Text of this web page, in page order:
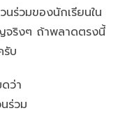
ร่วมของนักเรียนใน
จริงๆ ถ้าพลาดตรงนี้
รับ
ว่า
ร่วม